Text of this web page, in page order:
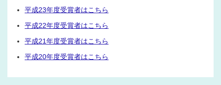
平成23年度受賞者はこちら
平成22年度受賞者はこちら
平成21年度受賞者はこちら
平成20年度受賞者はこちら